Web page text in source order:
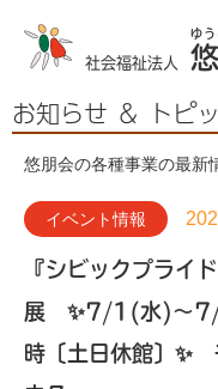
社会福祉法人
お知らせ ＆ トピ
悠朋会の各種事業の最新
イベント情報
『シビックプライ
展 ✨7/1(水)～7/
時〔土日休館〕✨